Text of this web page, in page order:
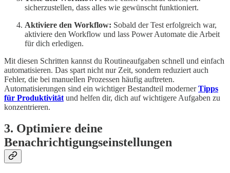
sicherzustellen, dass alles wie gewünscht funktioniert.
Aktiviere den Workflow: Sobald der Test erfolgreich war,
aktiviere den Workflow und lass Power Automate die Arbeit
für dich erledigen.
Mit diesen Schritten kannst du Routineaufgaben schnell und einfach
automatisieren. Das spart nicht nur Zeit, sondern reduziert auch
Fehler, die bei manuellen Prozessen häufig auftreten.
Automatisierungen sind ein wichtiger Bestandteil modernerTipps
für Produktivität und helfen dir, dich auf wichtigere Aufgaben zu
konzentrieren.
3. Optimiere deine
Benachrichtigungseinstellungen